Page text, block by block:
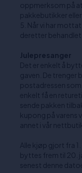
oppmerksom på
pakkebutikker
Når vi har
deretter behandlet.
Julepresanger
Det er enkelt å
gaven. De trenger
postadressen
enkelt få en
sende pakken
kupong på varens
annet i vår
Alle kjøp gjort fra
byttes frem til 20.
senest denne